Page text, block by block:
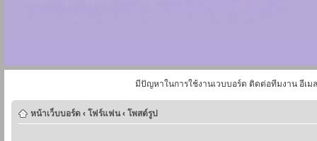
มีปัญหาในการใช้งานเวบบอร์ด ติดต่อทีมงาน อีเม
หน้าเว็บบอร์ด ‹ โฟร์แฟน ‹ โพสต์รูป